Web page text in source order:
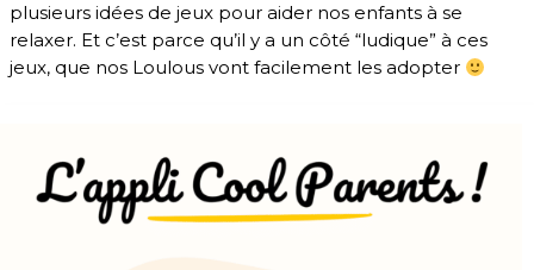
plusieurs idées de jeux pour aider nos enfants à se
relaxer. Et c’est parce qu’il y a un côté “ludique” à ces
jeux, que nos Loulous vont facilement les adopter